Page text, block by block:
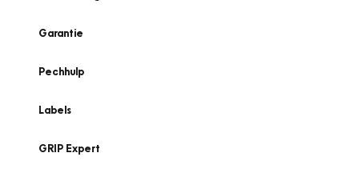
Garantie
Pechhulp
Labels
GRIP Expert